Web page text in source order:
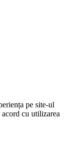
pe site-ul
cu utilizarea